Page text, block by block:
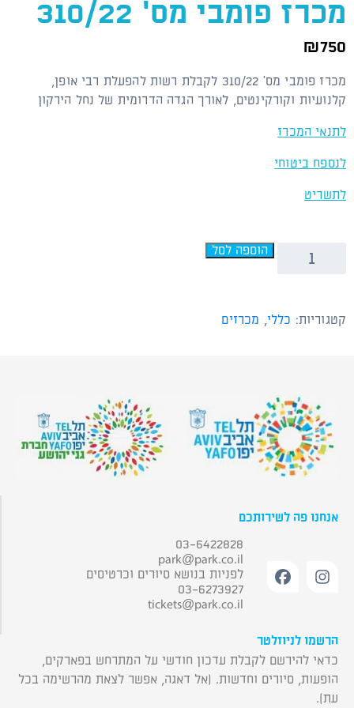
מכרז פומבי מס' 310/22
₪750
מכרז פומבי מס' 310/22 לקבלת רשות להפעלת רבי אופן,
קלנועיות וקורקינטים, לאורך הגדה הדרומית של נחל הירקון
לתנאי המכרז
לנספח ביטוחי
לתשריט
הוספה לסל
קטגוריות: כללי מכרזים
אנחנו פה לשירותכם
03-6422828
park@park.co.il
לפניות בנושא סיורים וכרטיסים
03-6273927
tickets@park.co.il
הרשמו לניוזלטר
כדאי להירשם לקבלת עדכון חודשי על המתרחש בפארקים,
הופעות, סיורים וחדשות. (אל דאגה, אפשר לצאת מהרשימה בכל
עת).